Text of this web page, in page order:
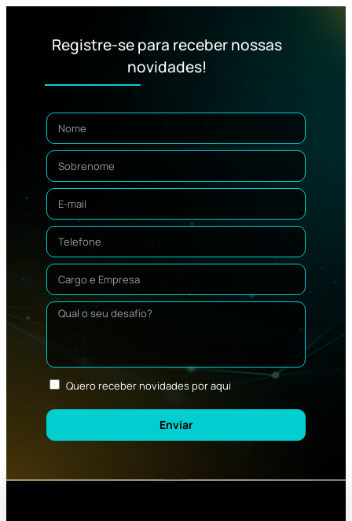
Registre-se para receber nossas
novidades!
Quero receber novidades por aqui
Enviar